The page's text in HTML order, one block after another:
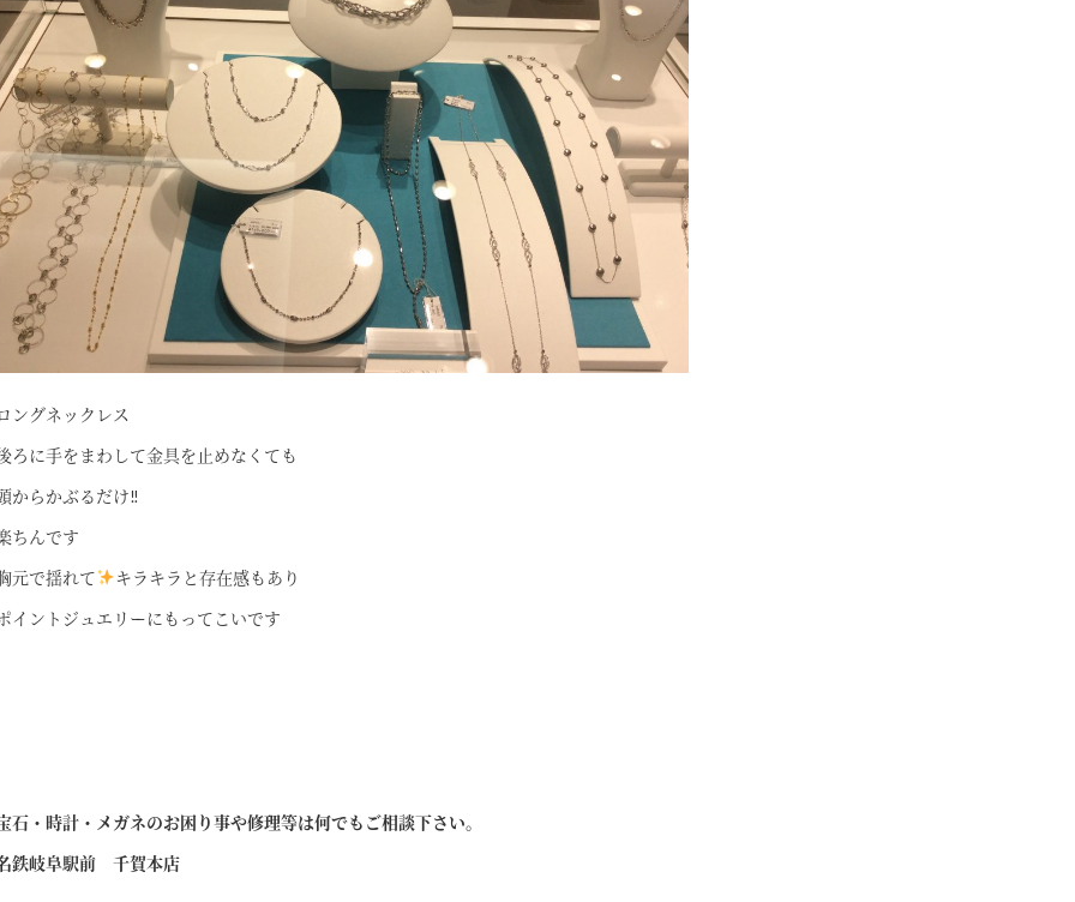
ングネックレス
ろに手をまわして金具を止めなくても
からかぶるだけ‼
ちんです
元で揺れて キラキラと存在感もあり
イントジュエリーにもってこいです
石・時計・メガネのお困り事や修理等は何でもご相談下さい。
鉄岐阜駅前 千賀本店